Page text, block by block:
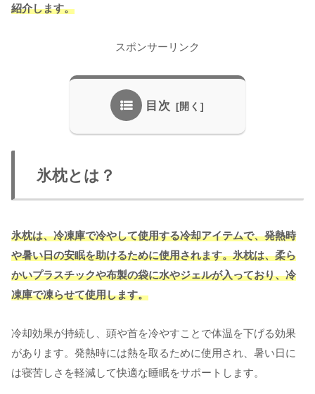
紹介します。
スポンサーリンク
目次
氷枕とは？
氷枕は、冷凍庫で冷やして使用する冷却アイテムで、発熱時
や暑い日の安眠を助けるために使用されます。氷枕は、柔ら
かいプラスチックや布製の袋に水やジェルが入っており、冷
凍庫で凍らせて使用します。
冷却効果が持続し、頭や首を冷やすことで体温を下げる効果
があります。発熱時には熱を取るために使用され、暑い日に
は寝苦しさを軽減して快適な睡眠をサポートします。